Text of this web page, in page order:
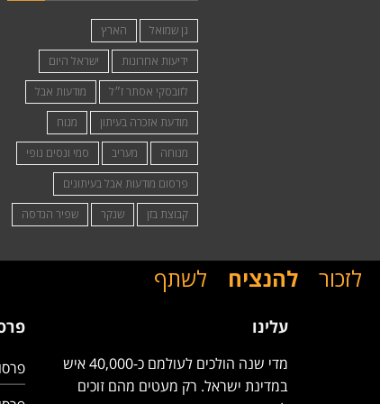
גן שמואל
הארץ
ידיעות אחרונות
ישראל היום
לזובסקי אסתר ז״ל
מודעות אבל
מודעת אזכרה בעיתון
מנוח
מנוחה
מעריב
סמי ונסים נופי
פרסום מודעות אבל בעיתונים
קבוצת בזן
שנקר שפיר הנדסה
לזכור להנציח לשתף
עלינו
מדי שנה הולכים לעולמם כ-40,000 איש
במדינת ישראל. רק מעטים מהם זוכים